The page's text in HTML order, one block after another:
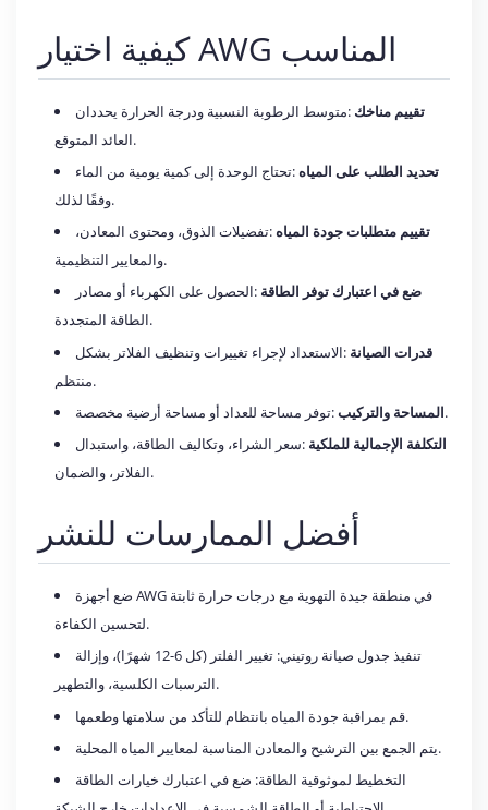
كيفية اختيار AWG المناسب
تقييم مناخك:متوسط الرطوبة النسبية ودرجة الحرارة يحددان
العائد المتوقع.
تحديد الطلب على المياه:تحتاج الوحدة إلى كمية يومية من الماء
وفقًا لذلك.
تقييم متطلبات جودة المياه:تفضيلات الذوق، ومحتوى المعادن،
والمعايير التنظيمية.
ضع في اعتبارك توفر الطاقة:الحصول على الكهرباء أو مصادر
الطاقة المتجددة.
قدرات الصيانة:الاستعداد لإجراء تغييرات وتنظيف الفلاتر بشكل
منتظم.
المساحة والتركيب:توفر مساحة للعداد أو مساحة أرضية مخصصة.
التكلفة الإجمالية للملكية:سعر الشراء، وتكاليف الطاقة، واستبدال
الفلاتر، والضمان.
أفضل الممارسات للنشر
ضع أجهزة AWG في منطقة جيدة التهوية مع درجات حرارة ثابتة
لتحسين الكفاءة.
تنفيذ جدول صيانة روتيني: تغيير الفلتر (كل 6-12 شهرًا)، وإزالة
الترسبات الكلسية، والتطهير.
قم بمراقبة جودة المياه بانتظام للتأكد من سلامتها وطعمها.
يتم الجمع بين الترشيح والمعادن المناسبة لمعايير المياه المحلية.
التخطيط لموثوقية الطاقة: ضع في اعتبارك خيارات الطاقة